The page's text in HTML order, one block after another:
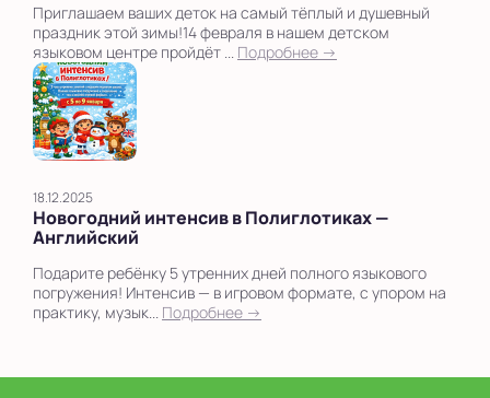
Приглашаем ваших деток на самый тёплый и душевный
праздник этой зимы!14 февраля в нашем детском
языковом центре пройдёт ... Подробнее →
18.12.2025
Новогодний интенсив в Полиглотиках —
Английский
Подарите ребёнку 5 утренних дней полного языкового
погружения! Интенсив — в игровом формате, с упором на
практику, музык... Подробнее →